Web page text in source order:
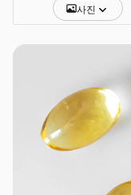
사진